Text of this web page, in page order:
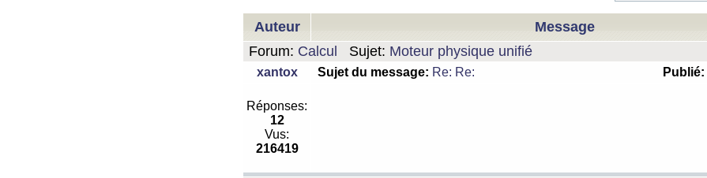
Auteur
Message
Forum: Calcul Sujet: Moteur physique unifié
xantox Sujet du message: Re: Re: Publié:
Réponses:
12
Vus:
216419